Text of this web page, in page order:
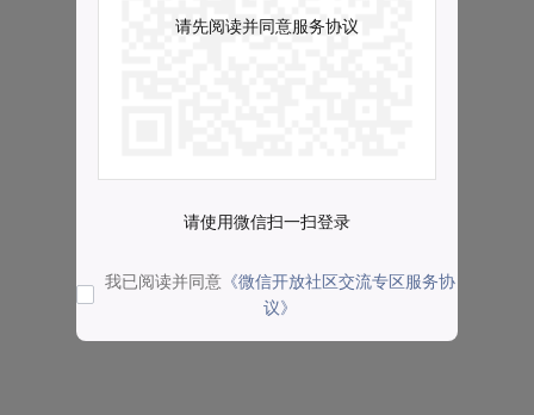
请先阅读并同意服务协议
请使用微信扫一扫登录
我已阅读并同意 《微信开放社区交流专区服务协
议》